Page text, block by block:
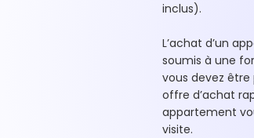
inclus).
L’achat d’un
soumis à une
vous devez
offre d’achat
appartement
visite.